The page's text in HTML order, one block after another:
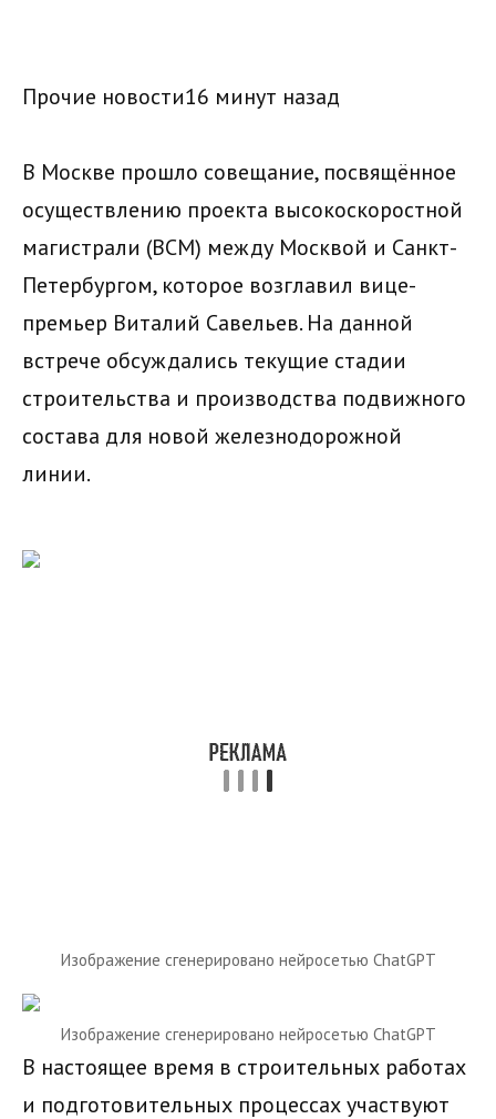
Прочие новости16 минут назад
В Москве прошло совещание, посвящённое
осуществлению проекта высокоскоростной
магистрали (ВСМ) между Москвой и Санкт-
Петербургом, которое возглавил вице-
премьер Виталий Савельев. На данной
встрече обсуждались текущие стадии
строительства и производства подвижного
состава для новой железнодорожной
линии.
Изображение сгенерировано нейросетью ChatGPT
Изображение сгенерировано нейросетью ChatGPT
В настоящее время в строительных работах
и подготовительных процессах участвуют